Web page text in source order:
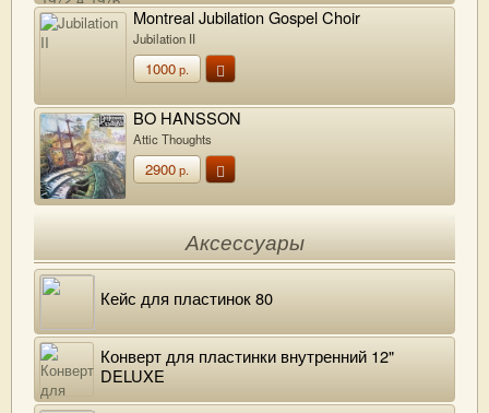
Montreal Jubilation Gospel Choir
Jubilation II
1000р.
BO HANSSON
Attic Thoughts
2900р.
Аксессуары
Кейс для пластинок 80
Конверт для пластинки внутренний 12"
DELUXE